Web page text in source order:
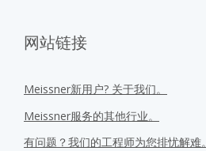
网站链接
Meissner新用户? 关于我们。
Meissner服务的其他行业。
有问题？我们的工程师为您排忧解难。